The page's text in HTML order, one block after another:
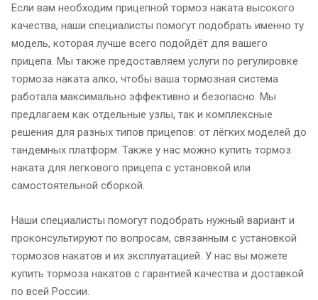
Если вам необходим прицепной тормоз наката высокого
качества, наши специалисты помогут подобрать именно ту
модель, которая лучше всего подойдёт для вашего
прицепа. Мы также предоставляем услуги по регулировке
тормоза наката алко, чтобы ваша тормозная система
работала максимально эффективно и безопасно. Мы
предлагаем как отдельные узлы, так и комплексные
решения для разных типов прицепов: от лёгких моделей до
тандемных платформ. Также у нас можно купить тормоз
наката для легкового прицепа с установкой или
самостоятельной сборкой.
Наши специалисты помогут подобрать нужный вариант и
проконсультируют по вопросам, связанным с установкой
тормозов накатов и их эксплуатацией. У нас вы можете
купить тормоза накатов с гарантией качества и доставкой
по всей России.